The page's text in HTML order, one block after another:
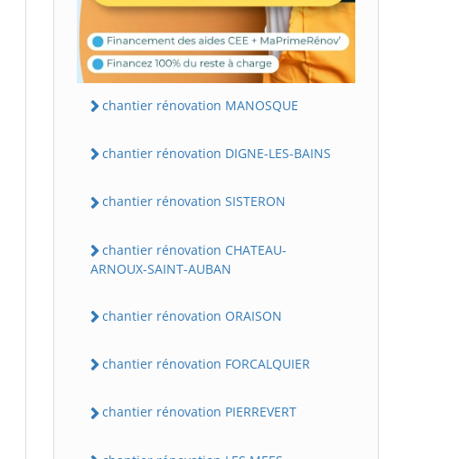
chantier rénovation MANOSQUE
chantier rénovation DIGNE-LES-BAINS
chantier rénovation SISTERON
chantier rénovation CHATEAU-
ARNOUX-SAINT-AUBAN
chantier rénovation ORAISON
chantier rénovation FORCALQUIER
chantier rénovation PIERREVERT